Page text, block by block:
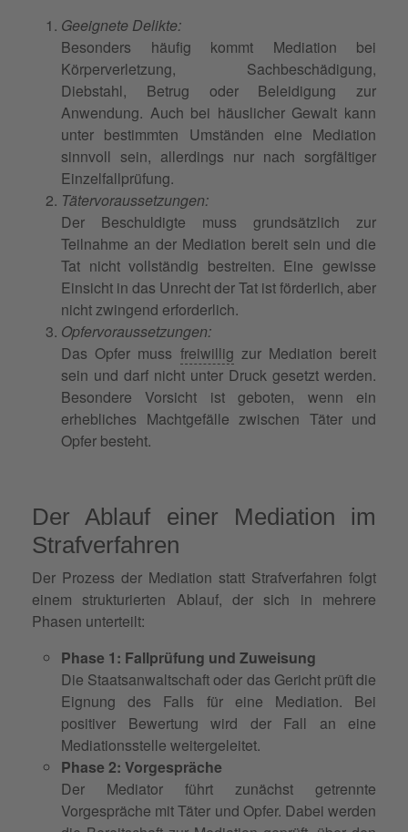
Geeignete Delikte:
Besonders häufig kommt Mediation bei
Körperverletzung, Sachbeschädigung,
Diebstahl, Betrug oder Beleidigung zur
Anwendung. Auch bei häuslicher Gewalt kann
unter bestimmten Umständen eine Mediation
sinnvoll sein, allerdings nur nach sorgfältiger
Einzelfallprüfung.
Tätervoraussetzungen:
Der Beschuldigte muss grundsätzlich zur
Teilnahme an der Mediation bereit sein und die
Tat nicht vollständig bestreiten. Eine gewisse
Einsicht in das Unrecht der Tat ist förderlich, aber
nicht zwingend erforderlich.
Opfervoraussetzungen:
Das Opfer muss freiwillig zur Mediation bereit
sein und darf nicht unter Druck gesetzt werden.
Besondere Vorsicht ist geboten, wenn ein
erhebliches Machtgefälle zwischen Täter und
Opfer besteht.
Der Ablauf einer Mediation im
Strafverfahren
Der Prozess der Mediation statt Strafverfahren folgt
einem strukturierten Ablauf, der sich in mehrere
Phasen unterteilt:
Phase 1: Fallprüfung und Zuweisung
Die Staatsanwaltschaft oder das Gericht prüft die
Eignung des Falls für eine Mediation. Bei
positiver Bewertung wird der Fall an eine
Mediationsstelle weitergeleitet.
Phase 2: Vorgespräche
Der Mediator führt zunächst getrennte
Vorgespräche mit Täter und Opfer. Dabei werden